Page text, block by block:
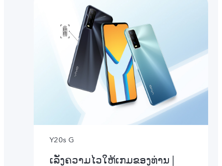
Y20s G
ເລັ່ງຄວາມໄວໃຫ້ເກມຂອງທ່ານ |